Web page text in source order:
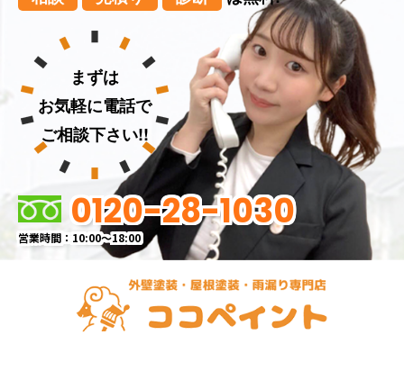
まずは
お気軽に電話で
ご相談下さい!!
0120-28-1030
営業時間：10:00～18:00